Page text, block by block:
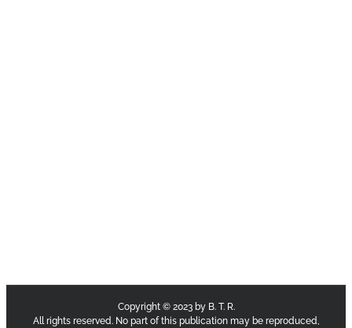
Copyright © 2023 by B. T. R.
All rights reserved. No part of this publication may be reproduced,